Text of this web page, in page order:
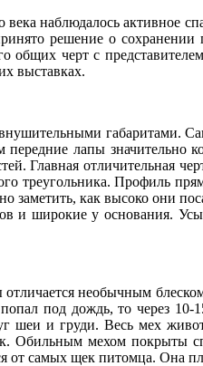
наблюдалось активное
решение о
черт с
выставках.
габаритами.
лапы значительно
Главная отличительная
треугольника. Профиль
заметить, как высоко они
и широкие у основания.
необычным
под дождь, то через
шеи и груди. Весь мех
Обильным мехом покрыты
от самых щек питомца. Она